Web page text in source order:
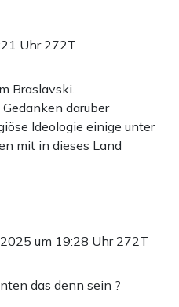
Uhr 272T
Braslavski.
darüber
Ideologie einige unter
mit in dieses Land
um 19:28 Uhr 272T
das denn sein ?